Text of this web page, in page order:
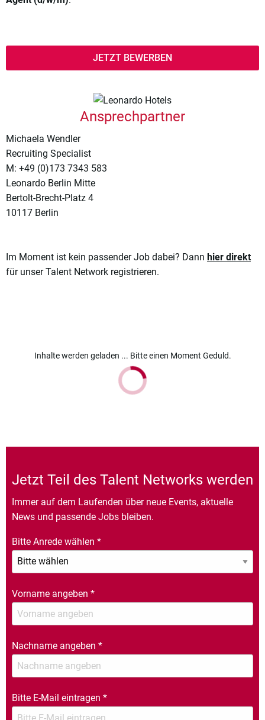
JETZT BEWERBEN
Ansprechpartner
Michaela Wendler
Recruiting Specialist
M: +49 (0)173 7343 583
Leonardo Berlin Mitte
Bertolt-Brecht-Platz 4
10117 Berlin
Im Moment ist kein passender Job dabei? Dann hier direkt
für unser Talent Network registrieren.
Inhalte werden geladen ... Bitte einen Moment Geduld.
Jetzt Teil des Talent Networks werden
Immer auf dem Laufenden über neue Events, aktuelle
News und passende Jobs bleiben.
Bitte Anrede wählen *
Vorname angeben *
Nachname angeben *
Bitte E-Mail eintragen *